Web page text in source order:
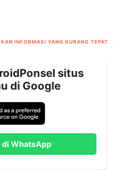
INFORMASI YANG KURANG TEPAT
situs
di Google
di WhatsApp